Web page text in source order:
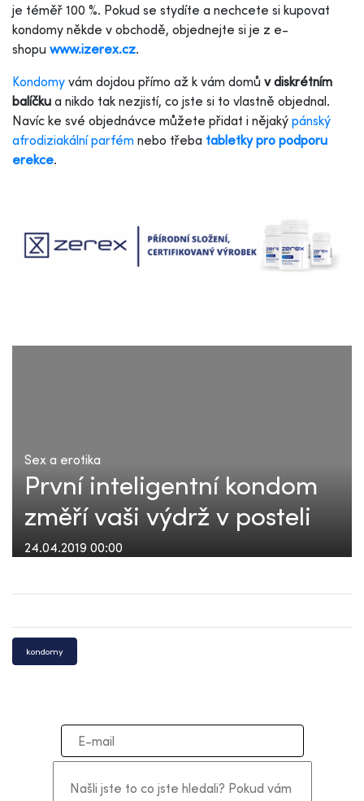
je téměř 100 %. Pokud se stydíte a nechcete si kupovat
kondomy někde v obchodě, objednejte si je z e-
shopu www.izerex.cz.
Kondomy vám dojdou přímo až k vám domů v diskrétním
balíčku a nikdo tak nezjistí, co jste si to vlastně objednal.
Navíc ke své objednávce můžete přidat i nějaký pánský
afrodiziakální parfém nebo třeba tabletky pro podporu
erekce.
Sex a erotika
První inteligentní kondom
změří vaši výdrž v posteli
24.04.2019 00:00
kondomy